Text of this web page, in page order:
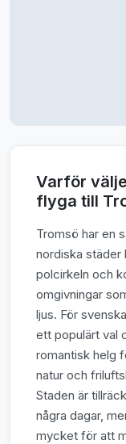
Varför
flyga till
Tromsö har en
nordiska städer
polcirkeln och
omgivningar
ljus. För
ett populärt val
romantisk helg
natur och
Staden är
några dagar,
mycket för att